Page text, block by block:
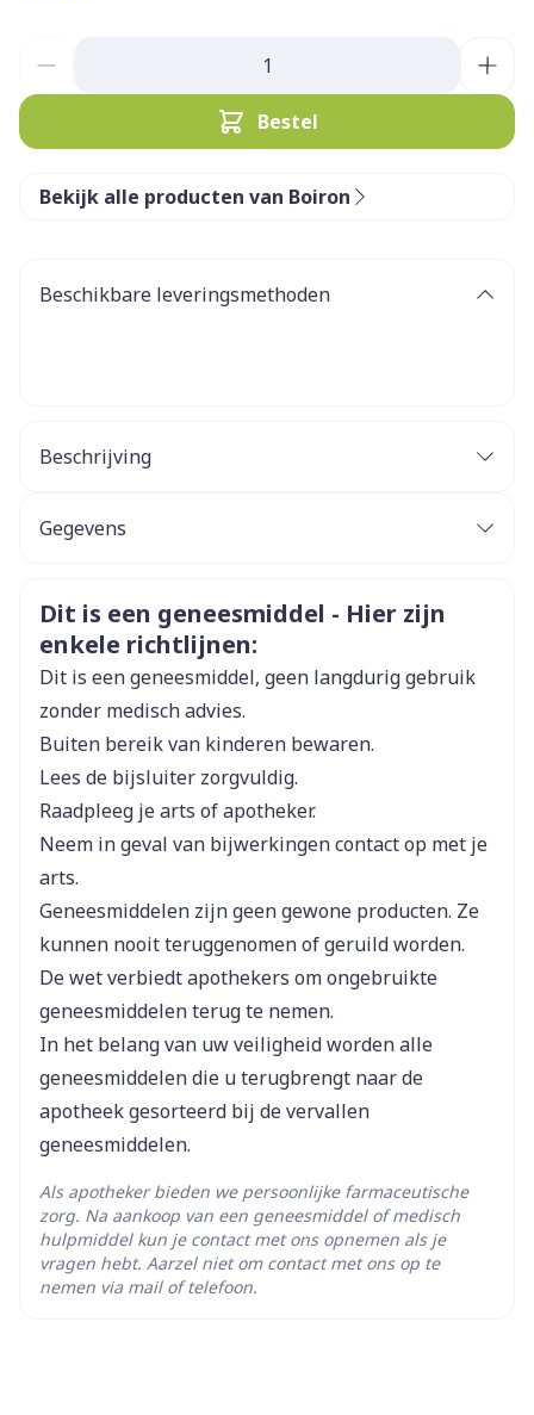
Bestel
Bekijk alle producten van Boiron
Beschikbare leveringsmethoden
Beschrijving
Gegevens
Organisaties Boiron
Merken Boiron
Breedte 17 mm
Lengte 59 mm
Diepte 15 mm
Hoeveelheid
Verpakking
4
Behoud
Kamertemperatuur (15°C -
25°C)
Veiligheidsinformatie
Dit is een geneesmiddel - Hier zijn
enkele richtlijnen:
Dit is een geneesmiddel, geen langdurig gebruik
zonder medisch advies.
Buiten bereik van kinderen bewaren.
Lees de bijsluiter zorgvuldig.
Raadpleeg je arts of apotheker.
Neem in geval van bijwerkingen contact op met je
arts.
Geneesmiddelen zijn geen gewone producten. Ze
kunnen nooit teruggenomen of geruild worden.
De wet verbiedt apothekers om ongebruikte
geneesmiddelen terug te nemen.
In het belang van uw veiligheid worden alle
geneesmiddelen die u terugbrengt naar de
apotheek gesorteerd bij de vervallen
geneesmiddelen.
Als apotheker bieden we persoonlijke farmaceutische
zorg. Na aankoop van een geneesmiddel of medisch
hulpmiddel kun je contact met ons opnemen als je
vragen hebt. Aarzel niet om contact met ons op te
nemen via mail of telefoon.